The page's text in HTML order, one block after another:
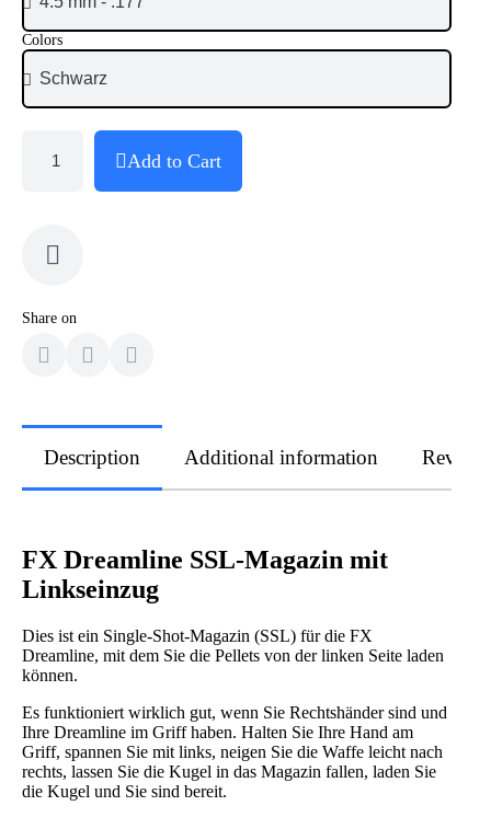
Colors
Add to Cart
Share on
Description Additional information
FX Dreamline SSL-Magazin mit
Linkseinzug
Dies ist ein Single-Shot-Magazin (SSL) für die FX
Dreamline, mit dem Sie die Pellets von der linken Seite laden
können.
Es funktioniert wirklich gut, wenn Sie Rechtshänder sind und
Ihre Dreamline im Griff haben. Halten Sie Ihre Hand am
Griff, spannen Sie mit links, neigen Sie die Waffe leicht nach
rechts, lassen Sie die Kugel in das Magazin fallen, laden Sie
die Kugel und Sie sind bereit.